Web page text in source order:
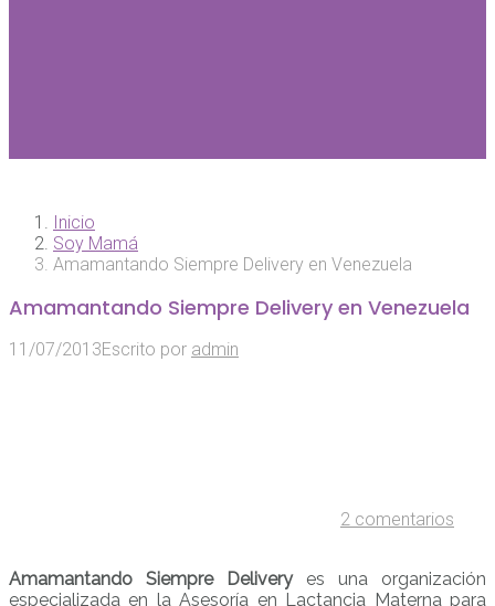
Inicio
Soy Mamá
Amamantando Siempre Delivery en Venezuela
Amamantando Siempre Delivery en Venezuela
11/07/2013Escrito por admin
2 comentarios
Amamantando Siempre Deliveryes una organización
especializada en la Asesoría en Lactancia Materna para